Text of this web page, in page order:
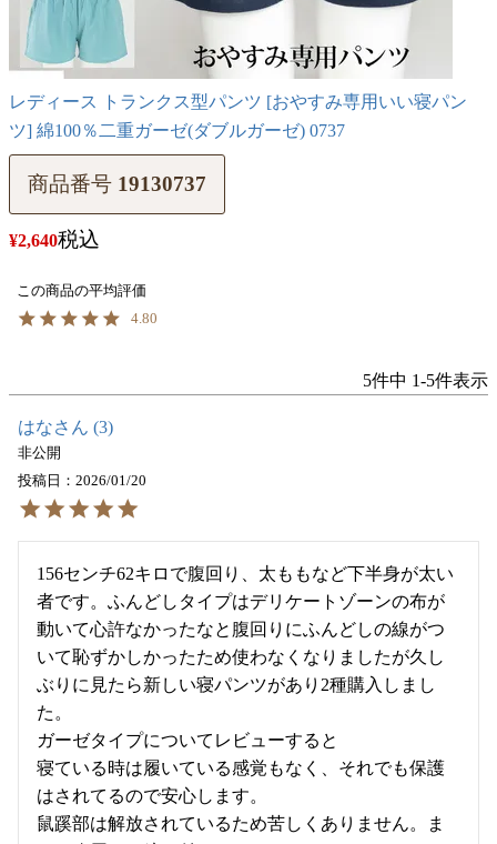
レディース トランクス型パンツ [おやすみ専用いい寝パン
ツ] 綿100％二重ガーゼ(ダブルガーゼ) 0737
商品番号 19130737
¥2,640税込
4.80
5件中 1-5件表示
はな 3
非公開
投稿日
2026/01/20
156センチ62キロで腹回り、太ももなど下半身が太い
者です。ふんどしタイプはデリケートゾーンの布が
動いて心許なかったなと腹回りにふんどしの線がつ
いて恥ずかしかったため使わなくなりましたが久し
ぶりに見たら新しい寝パンツがあり2種購入しまし
た。
ガーゼタイプについてレビューすると
寝ている時は履いている感覚もなく、それでも保護
はされてるので安心します。
鼠蹊部は解放されているため苦しくありません。ま